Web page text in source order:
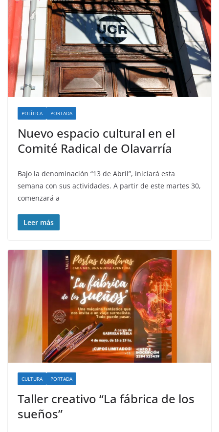
POLÍTICA PORTADA
Nuevo espacio cultural en el
Comité Radical de Olavarría
Bajo la denominación “13 de Abril”, iniciará esta
semana con sus actividades. A partir de este martes 30,
comenzará a
Leer más
CULTURA PORTADA
Taller creativo “La fábrica de los
sueños”